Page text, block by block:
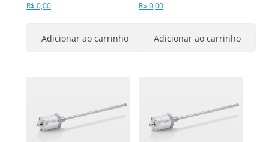
R$ 0,00
Adicionar ao carrinho
R$ 0,00
Adicionar ao carrinho